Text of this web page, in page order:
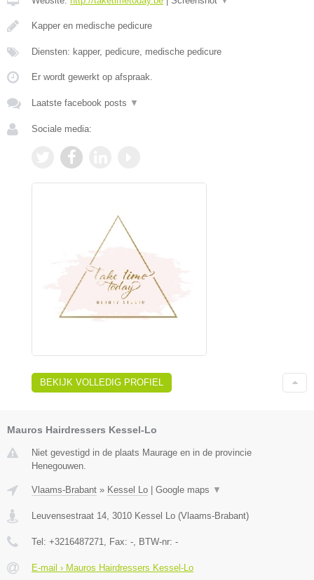
Kapper en medische pedicure
Diensten: kapper, pedicure, medische pedicure
Er wordt gewerkt op afspraak.
Laatste facebook posts ▼
Sociale media:
BEKIJK VOLLEDIG PROFIEL
Mauros Hairdressers Kessel-Lo
Niet gevestigd in de plaats Maurage en in de provincie
Henegouwen.
Vlaams-Brabant » Kessel Lo | Google maps ▼
Leuvensestraat 14 3010 Kessel Lo (Vlaams-Brabant)
Tel: +3216487271 , Fax: - , BTW-nr: -
E-mail › Mauros Hairdressers Kessel-Lo